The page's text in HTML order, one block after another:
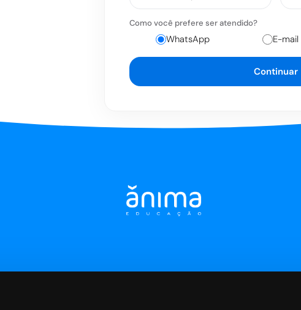
Como você prefere ser atendido?
WhatsApp E-mail
Continuar